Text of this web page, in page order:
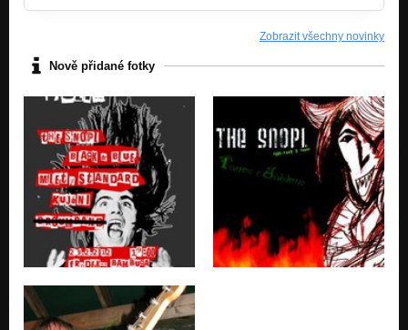
Zobrazit všechny novinky
Nově přidané fotky